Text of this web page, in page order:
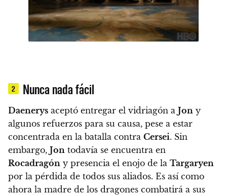
2 Nunca nada fácil
Daenerys aceptó entregar el vidriagón a Jon y
algunos refuerzos para su causa, pese a estar
concentrada en la batalla contra Cersei. Sin
embargo, Jon todavía se encuentra en
Rocadragón y presencia el enojo de la Targaryen
por la pérdida de todos sus aliados. Es así como
ahora la madre de los dragones combatirá a sus